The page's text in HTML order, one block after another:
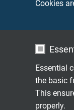
Cookies
Essential
the basic
This
properly.